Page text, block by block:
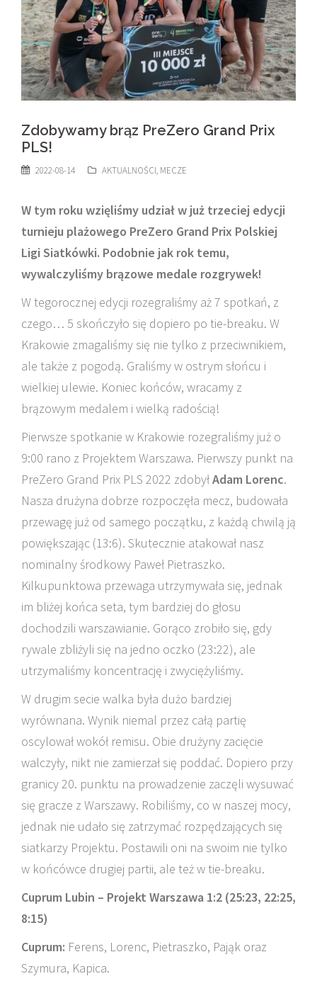
Zdobywamy brąz PreZero Grand Prix
PLS!
2022-08-14 AKTUALNOŚCI, MECZE
W tym roku wzięliśmy udział w już trzeciej edycji
turnieju plażowego PreZero Grand Prix Polskiej
Ligi Siatkówki. Podobnie jak rok temu,
wywalczyliśmy brązowe medale rozgrywek!
W tegorocznej edycji rozegraliśmy aż 7 spotkań, z
czego… 5 skończyło się dopiero po tie-breaku. W
Krakowie zmagaliśmy się nie tylko z przeciwnikiem,
ale także z pogodą. Graliśmy w ostrym słońcu i
wielkiej ulewie. Koniec końców, wracamy z
brązowym medalem i wielką radością!
Pierwsze spotkanie w Krakowie rozegraliśmy już o
9:00 rano z Projektem Warszawa. Pierwszy punkt na
PreZero Grand Prix PLS 2022 zdobyłAdam Lorenc.
Nasza drużyna dobrze rozpoczęła mecz, budowała
przewagę już od samego początku, z każdą chwilą ją
powiększając (13:6). Skutecznie atakował nasz
nominalny środkowy Paweł Pietraszko.
Kilkupunktowa przewaga utrzymywała się, jednak
im bliżej końca seta, tym bardziej do głosu
dochodzili warszawianie. Gorąco zrobiło się, gdy
rywale zbliżyli się na jedno oczko (23:22), ale
utrzymaliśmy koncentrację i zwyciężyliśmy.
W drugim secie walka była dużo bardziej
wyrównana. Wynik niemal przez całą partię
oscylował wokół remisu. Obie drużyny zacięcie
walczyły, nikt nie zamierzał się poddać. Dopiero przy
granicy 20. punktu na prowadzenie zaczęli wysuwać
się gracze z Warszawy. Robiliśmy, co w naszej mocy,
jednak nie udało się zatrzymać rozpędzających się
siatkarzy Projektu. Postawili oni na swoim nie tylko
w końcówce drugiej partii, ale też w tie-breaku.
Cuprum Lubin – Projekt Warszawa 1:2 (25:23, 22:25,
8:15)
Cuprum: Ferens, Lorenc, Pietraszko, Pająk oraz
Szymura, Kapica.